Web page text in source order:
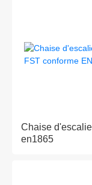
Chaise
en1865